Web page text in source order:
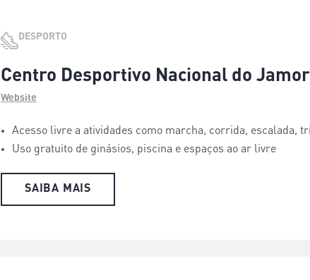
DESPORTO
Centro Desportivo Nacional do Jamor
Website
Acesso livre a atividades como marcha, corrida, escalada,
Uso gratuito de ginásios, piscina e espaços ao ar livre
SAIBA MAIS